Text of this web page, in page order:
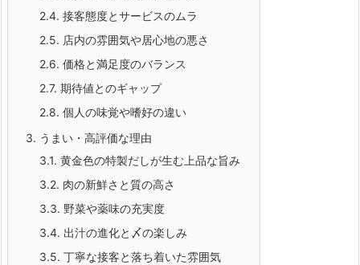
2.4. 接客態度とサービスのムラ
2.5. 店内の雰囲気や居心地の悪さ
2.6. 価格と満足度のバランス
2.7. 期待値とのギャップ
2.8. 個人の味覚や嗜好の違い
3. うまい・高評価な理由
3.1. 黄金色の特製だしが生む上品な旨み
3.2. 肉の新鮮さと質の高さ
3.3. 野菜や薬味の充実度
3.4. 出汁の進化と〆の楽しみ
3.5. 丁寧な接客と落ち着いた雰囲気